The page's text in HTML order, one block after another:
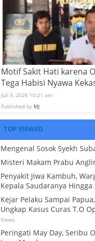
Motif Sakit Hati karena
Tega Habisi Nyawa
Juli 5, 2026 10:21 am
Published by MJ
TOP VIEWED
Mengenal Sosok Syekh
Misteri Makam Prabu
Penyakit Jiwa Kambuh,
Kepala Saudaranya Hingga
Kejar Pelaku Sampai
Ungkap Kasus Curas T.O
Views
Peringati May Day, Seribu